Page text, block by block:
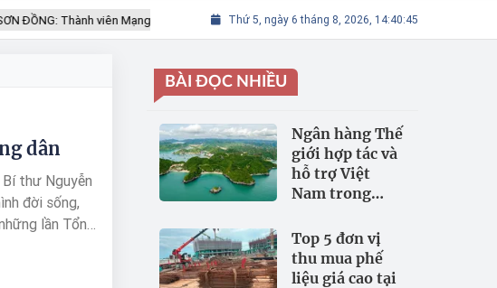
ĐỒNG: Thành viên Mạng lưới các Thành phố Thủ công sáng tạo Thế giới
Thứ 5, ngày 6 tháng 8, 2026, 14:40:46
dân
thư Nguyễn
đời sống,
lần Tổng
tâm trí
BÀI ĐỌC NHIỀU
Ngân hàng Thế
giới hợp tác và
hỗ trợ Việt
Nam trong
ninh nguồn
nước
Top 5 đơn vị
thu mua phế
liệu giá cao tại